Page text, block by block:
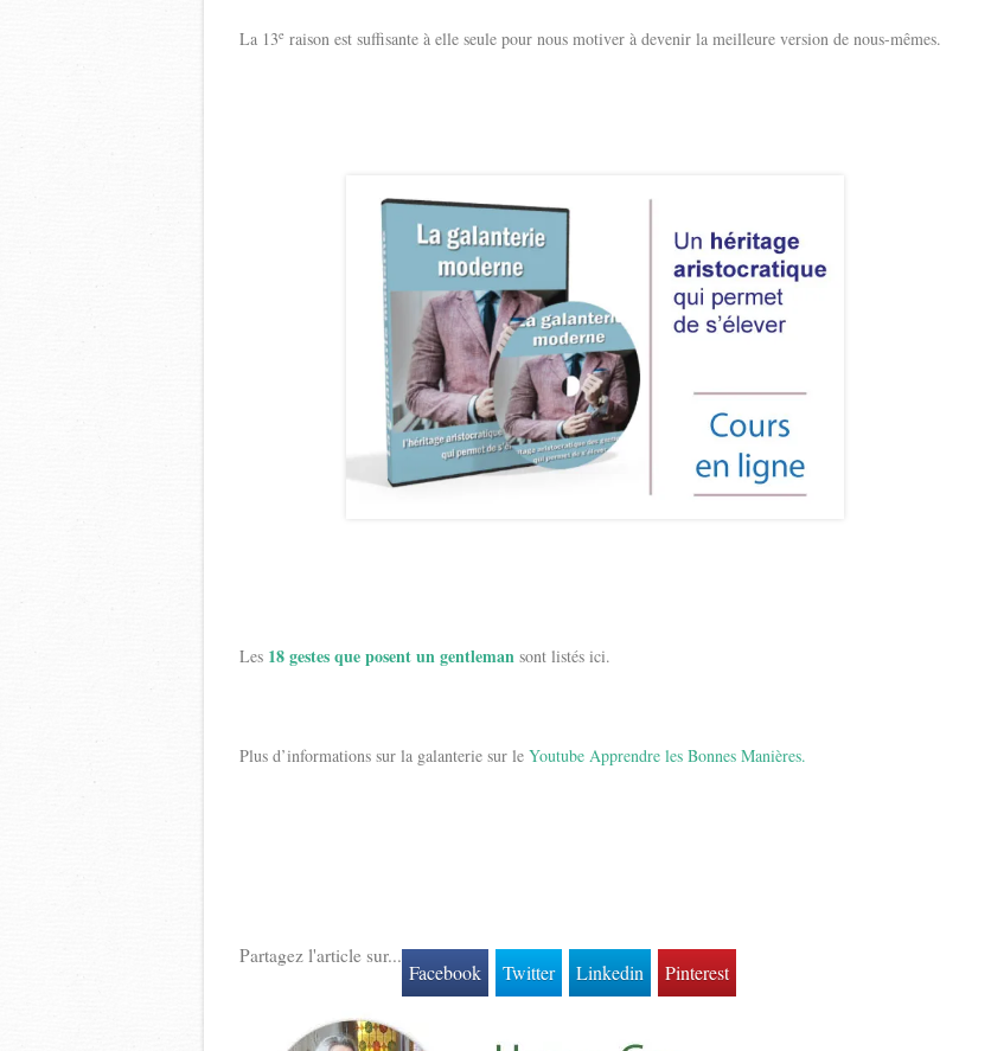
La 13e raison est suffisante à elle seule pour nous motiver à devenir la meilleure version de nous-mêmes.
Les 18 gestes que posent un gentleman sont listés ici.
Plus d’informations sur la galanterie sur le Youtube Apprendre les Bonnes Manières.
Partagez l'article sur...
Facebook Twitter Linkedin Pinterest